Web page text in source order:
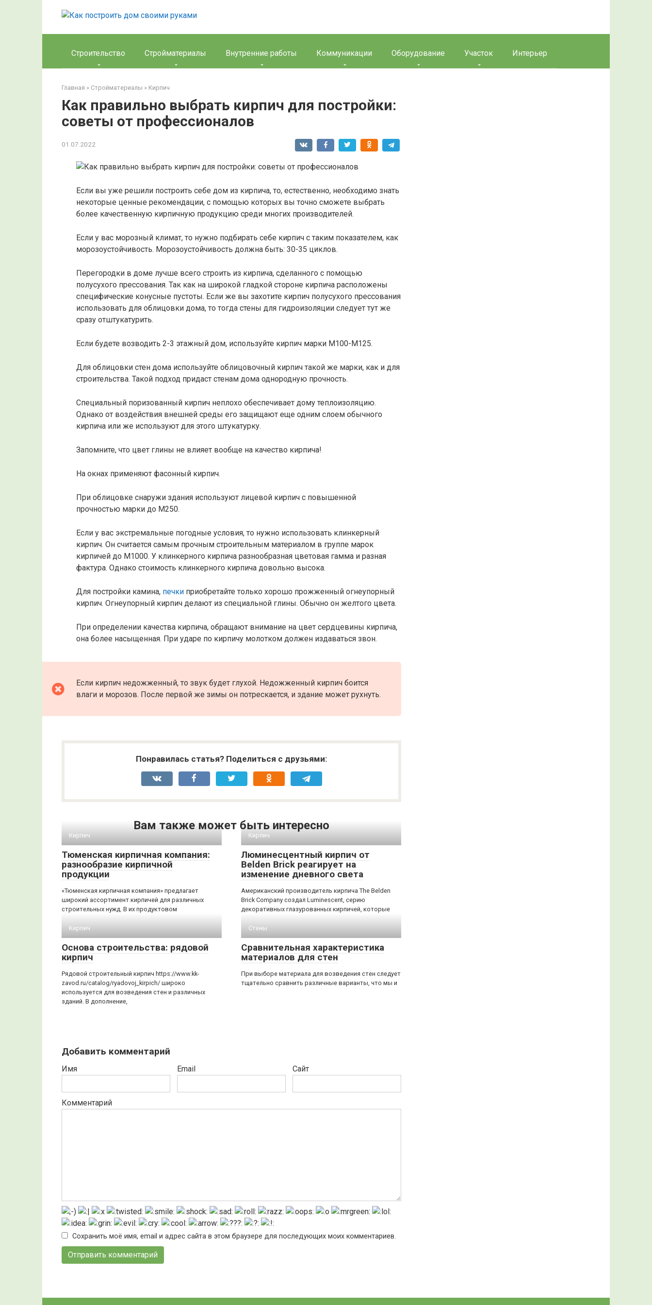
Строительство Стройматериалы Внутренние работы Коммуникации Оборудование Участок Интерьер
Главная » Стройматериалы » Кирпич
Как правильно выбрать кирпич для постройки:
советы от профессионалов
01.07.2022
Если вы уже решили построить себе дом из кирпича, то, естественно, необходимо знать
некоторые ценные рекомендации, с помощью которых вы точно сможете выбрать
более качественную кирпичную продукцию среди многих производителей.
Если у вас морозный климат, то нужно подбирать себе кирпич с таким показателем, как
морозоустойчивость. Морозоустойчивость должна быть: 30-35 циклов.
Перегородки в доме лучше всего строить из кирпича, сделанного с помощью
полусухого прессования. Так как на широкой гладкой стороне кирпича расположены
специфические конусные пустоты. Если же вы захотите кирпич полусухого прессования
использовать для облицовки дома, то тогда стены для гидроизоляции следует тут же
сразу отштукатурить.
Если будете возводить 2-3 этажный дом, используйте кирпич марки М100-М125.
Для облицовки стен дома используйте облицовочный кирпич такой же марки, как и для
строительства. Такой подход придаст стенам дома однородную прочность.
Специальный поризованный кирпич неплохо обеспечивает дому теплоизоляцию.
Однако от воздействия внешней среды его защищают еще одним слоем обычного
кирпича или же используют для этого штукатурку.
Запомните, что цвет глины не влияет вообще на качество кирпича!
На окнах применяют фасонный кирпич.
При облицовке снаружи здания используют лицевой кирпич с повышенной
прочностью марки до М250.
Если у вас экстремальные погодные условия, то нужно использовать клинкерный
кирпич. Он считается самым прочным строительным материалом в группе марок
кирпичей до М1000. У клинкерного кирпича разнообразная цветовая гамма и разная
фактура. Однако стоимость клинкерного кирпича довольно высока.
Для постройки камина, печки приобретайте только хорошо прожженный огнеупорный
кирпич. Огнеупорный кирпич делают из специальной глины. Обычно он желтого цвета.
При определении качества кирпича, обращают внимание на цвет сердцевины кирпича,
она более насыщенная. При ударе по кирпичу молотком должен издаваться звон.
Если кирпич недожженный, то звук будет глухой. Недожженный кирпич боится
влаги и морозов. После первой же зимы он потрескается, и здание может рухнуть.
Понравилась статья? Поделиться с друзьями:
Вам также может быть интересно
Кирпич
Тюменская кирпичная компания:
разнообразие кирпичной
продукции
«Тюменская кирпичная компания» предлагает
широкий ассортимент кирпичей для различных
строительных нужд. В их продуктовом
Кирпич
Люминесцентный кирпич от
Belden Brick реагирует на
изменение дневного света
Американский производитель кирпича The Belden
Brick Company создал Luminescent, серию
декоративных глазурованных кирпичей, которые
Кирпич
Основа строительства: рядовой
кирпич
Рядовой строительный кирпич https://www.kk-
zavod.ru/catalog/ryadovoj_kirpich/ широко
используется для возведения стен и различных
зданий. В дополнение,
Стены
Сравнительная характеристика
материалов для стен
При выборе материала для возведения стен следует
тщательно сравнить различные варианты, что мы и
Добавить комментарий
Имя Email Сайт
Комментарий
Сохранить моё имя, email и адрес сайта в этом браузере для последующих моих комментариев.